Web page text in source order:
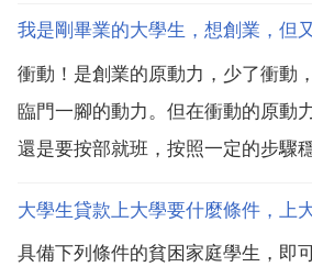
衝動！是創業的原動力，少了衝動
臨門一腳的動力。但在衝動的原動
還是要按部就班，按照一定的步驟
事前準備的工夫不可少，在創業之
的創業諮詢機構或顧問。可以花錢
具備下列條件的貧困家庭學生，即